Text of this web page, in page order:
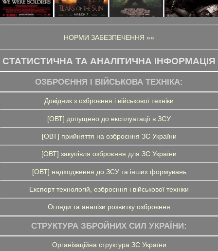
НОРМИ ЗАБЕЗПЕЧЕННЯ »»
СТАТИСТИЧНА ТА АНАЛІТИЧНА ІНФОРМАЦІЯ
ОЗБРОЄННЯ І ВІЙСЬКОВА ТЕХНІКА:
Довідник з озброєння і військової техніки
[ОВТ] допущено до експлуатації в ЗСУ
[ОВТ] прийняття на озброєння ЗС України
[ОВТ] закупівля озброєння для ЗС України
[ОВТ] надходження до ЗСУ та інших формувань
Експорт технологій, озброєння і військової техніки
Огляди та аналізи розвитку озброєння
СТРУКТУРА ЗБРОЙНИХ СИЛ УКРАЇНИ:
Організаційна структура ЗС України